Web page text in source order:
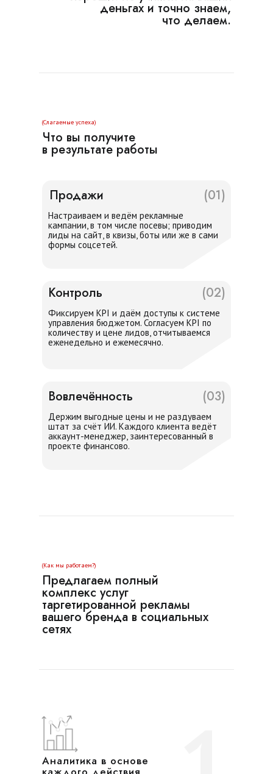
Фиксируем KPI и даём доступы к системе
управления бюджетом. Согласуем KPI по
количеству и цене лидов, отчитываемся
еженедельно и ежемесячно.
Контроль
Держим выгодные цены и не раздуваем
штат за счёт ИИ. Каждого клиента ведёт
аккаунт-менеджер, заинтересованный в
проекте финансово.
Настраиваем и ведём рекламные
кампании, в том числе посевы; приводим
лиды на сайт, в квизы, боты или же в сами
формы соцсетей.
Продажи (01)
(02)
(03)
Что вы получите
в результате работы
(Слагаемые успеха)
Предлагаем полный
комплекс услуг
таргетированной рекламы
вашего бренда в социальных
сетях
(Как мы работаем?)
Вовлечённость
Аналитика в основе
деньгах и точно знаем,
что делаем.